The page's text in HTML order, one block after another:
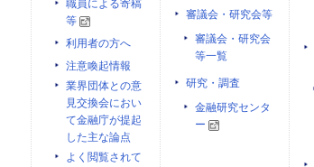
職員による寄稿
等
利用者の方へ
注意喚起情報
業界団体との意
見交換会におい
て金融庁が提起
した主な論点
よく閲覧されて
審議会・研究会等
審議会・研究会
等一覧
研究・調査
金融研究センタ
ー